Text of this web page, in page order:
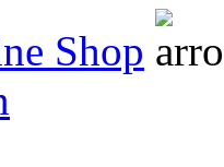
Shop